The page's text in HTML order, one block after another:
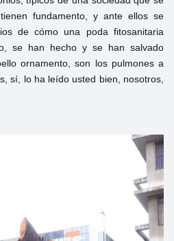
fundamento, y ante ellos se
de cómo una poda fitosanitaria
se han hecho y se han salvado
ornamento, son los pulmones a
sí, lo ha leído usted bien, nosotros,